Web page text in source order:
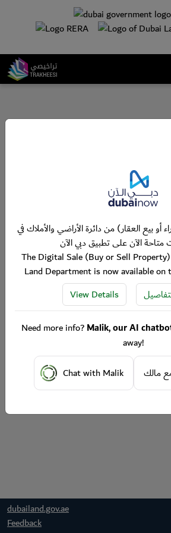
dubailand.gov.ae
Feedback
أو بيع العقار) من دائرة الأراضي والأملاك في
الآن على تطبيق دبي الآن
The Digital Sale (Buy or Sell
Land Department is now available on
View Details
Need more info?Malik, our AI
away!
Chat with Malik
مالك